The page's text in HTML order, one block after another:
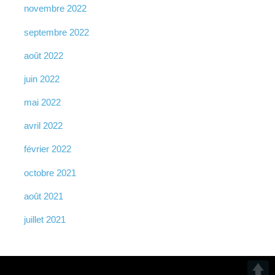
novembre 2022
septembre 2022
août 2022
juin 2022
mai 2022
avril 2022
février 2022
octobre 2021
août 2021
juillet 2021